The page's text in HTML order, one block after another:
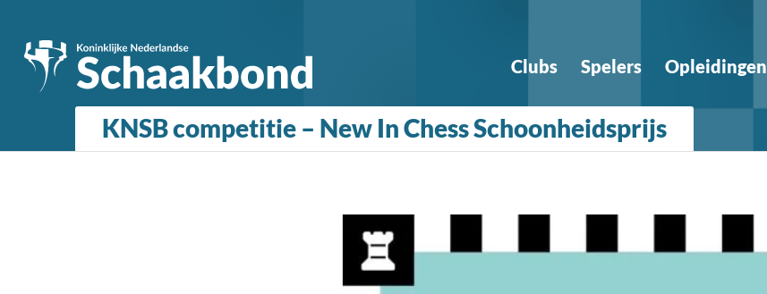
Clubs Spelers Opleidingen
KNSB competitie – New In Chess Schoonheidsprijs